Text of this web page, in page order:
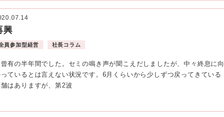
興
員参加型経営 社長コラム
有の半年間でした。セミの鳴き声が聞こえだしましたが、中々終息に向
ているとは言えない状況です。6月くらいから少しずつ戻ってきている
はありますが、第2波